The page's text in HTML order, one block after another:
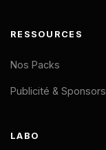
RESSOURCES
Nos Packs
Publicité & Sponsors
LABO